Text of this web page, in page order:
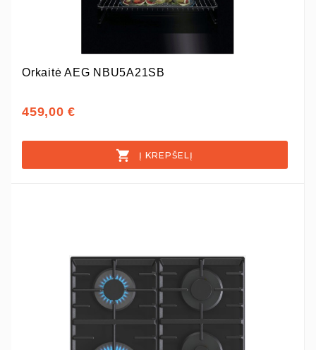
Orkaitė AEG NBU5A21SB
459,00 €
Į KREPŠELĮ